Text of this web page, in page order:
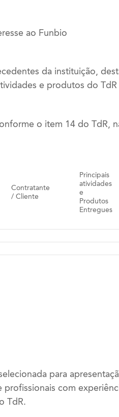
ao Funbio
da instituição,
e produtos do TdR
o item 14 do TdR,
Contratante
/ Cliente
Principais
atividades
e
Produtos
Entregues
para
com
TdR.